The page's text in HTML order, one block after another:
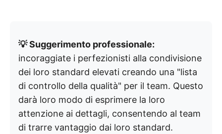
💡 Suggerimento professionale:
incoraggiate i perfezionisti alla condivisione
dei loro standard elevati creando una "lista
di controllo della qualità" per il team. Questo
darà loro modo di esprimere la loro
attenzione ai dettagli, consentendo al team
di trarre vantaggio dai loro standard.